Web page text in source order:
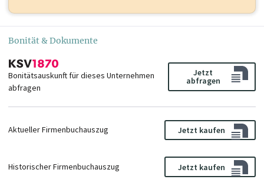
Bonität & Dokumente
Bonitätsauskunft für dieses Unternehmen
abfragen
Jetzt
abfragen
Aktueller Firmenbuchauszug Jetzt kaufen
Historischer Firmenbuchauszug Jetzt kaufen